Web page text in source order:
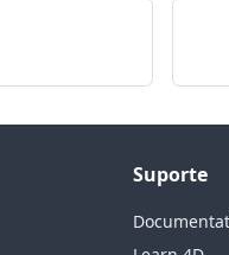
Suporte